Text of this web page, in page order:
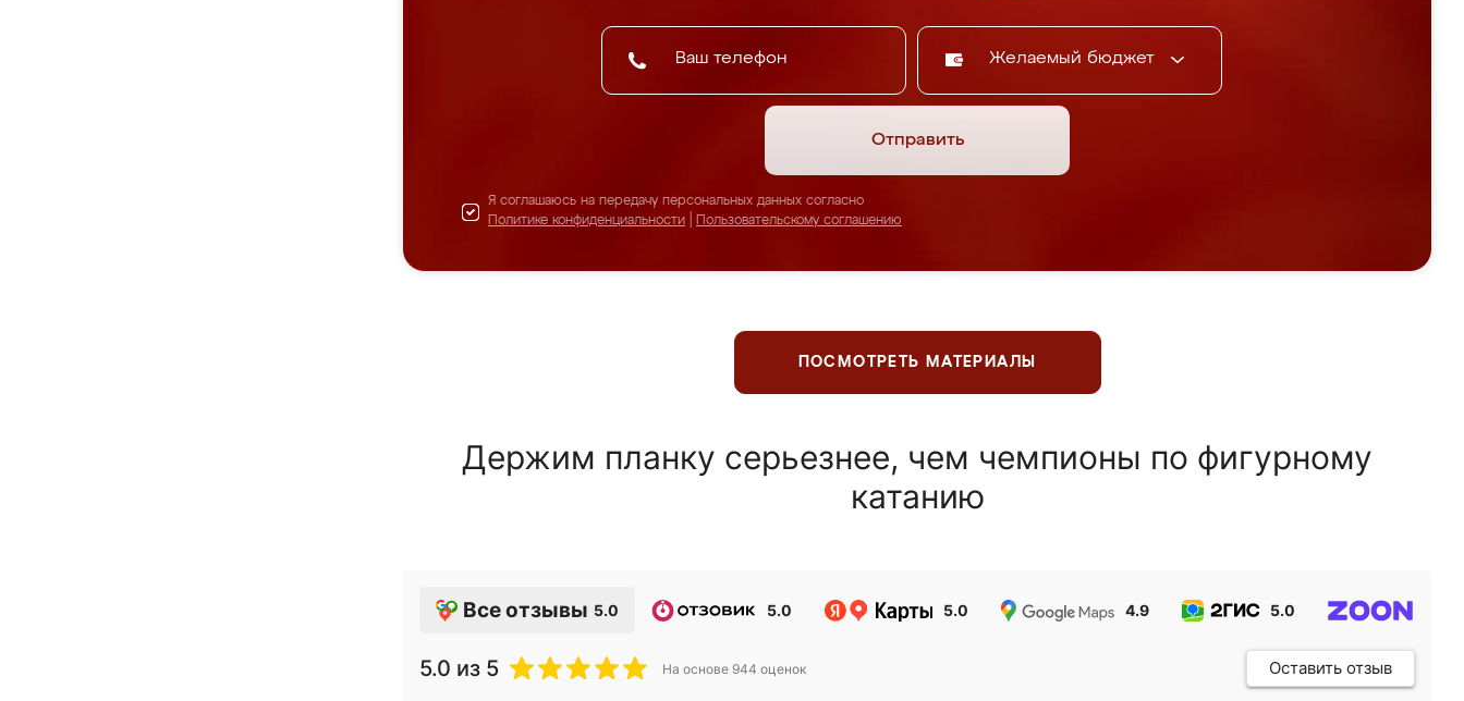
Желаемый бюджет
Отправить
Я соглашаюсь на передачу персональных данных согласно
Политике конфиденциальности
Пользовательскому соглашению
ПОСМОТРЕТЬ МАТЕРИАЛЫ
Держим планку серьезнее, чем чемпионы по фигурному
катанию
Все отзывы 5.0 5.0 5.0 4.9 5.0
5.0 из 5 На основе 944 оценок Оставить отзыв